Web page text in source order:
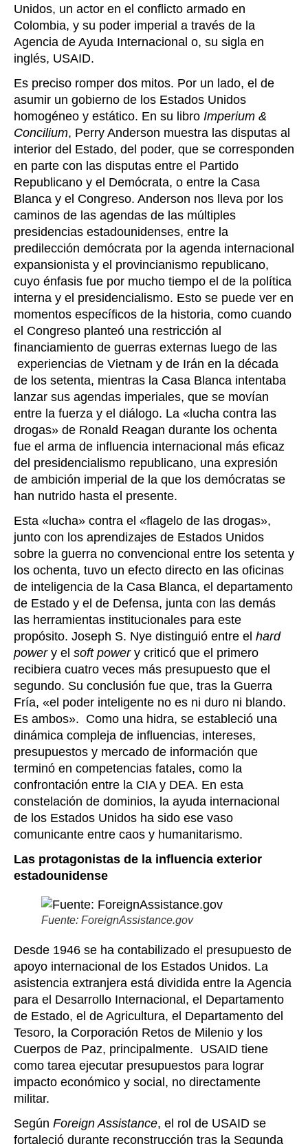
Unidos, un actor en el conflicto armado en
Colombia, y su poder imperial a través de la
Agencia de Ayuda Internacional o, su sigla en
inglés, USAID.
Es preciso romper dos mitos. Por un lado, el de
asumir un gobierno de los Estados Unidos
homogéneo y estático. En su libro Imperium &
Concilium, Perry Anderson muestra las disputas al
interior del Estado, del poder, que se corresponden
en parte con las disputas entre el Partido
Republicano y el Demócrata, o entre la Casa
Blanca y el Congreso. Anderson nos lleva por los
caminos de las agendas de las múltiples
presidencias estadounidenses, entre la
predilección demócrata por la agenda internacional
expansionista y el provincianismo republicano,
cuyo énfasis fue por mucho tiempo el de la política
interna y el presidencialismo. Esto se puede ver en
momentos específicos de la historia, como cuando
el Congreso planteó una restricción al
financiamiento de guerras externas luego de las
experiencias de Vietnam y de Irán en la década
de los setenta, mientras la Casa Blanca intentaba
lanzar sus agendas imperiales, que se movían
entre la fuerza y el diálogo. La «lucha contra las
drogas» de Ronald Reagan durante los ochenta
fue el arma de influencia internacional más eficaz
del presidencialismo republicano, una expresión
de ambición imperial de la que los demócratas se
han nutrido hasta el presente.
Esta «lucha» contra el «flagelo de las drogas»,
junto con los aprendizajes de Estados Unidos
sobre la guerra no convencional entre los setenta y
los ochenta, tuvo un efecto directo en las oficinas
de inteligencia de la Casa Blanca, el departamento
de Estado y el de Defensa, junta con las demás
las herramientas institucionales para este
propósito. Joseph S. Nye distinguió entre el hard
powery el soft powery criticó que el primero
recibiera cuatro veces más presupuesto que el
segundo. Su conclusión fue que, tras la Guerra
Fría, «el poder inteligente no es ni duro ni blando.
Es ambos». Como una hidra, se estableció una
dinámica compleja de influencias, intereses,
presupuestos y mercado de información que
terminó en competencias fatales, como la
confrontación entre la CIA y DEA. En esta
constelación de dominios, la ayuda internacional
de los Estados Unidos ha sido ese vaso
comunicante entre caos y humanitarismo.
Las protagonistas de la influencia exterior
estadounidense
Fuente: ForeignAssistance.gov
Desde 1946 se ha contabilizado el presupuesto de
apoyo internacional de los Estados Unidos. La
asistencia extranjera está dividida entre la Agencia
para el Desarrollo Internacional, el Departamento
de Estado, el de Agricultura, el Departamento del
Tesoro, la Corporación Retos de Milenio y los
Cuerpos de Paz, principalmente. USAID tiene
como tarea ejecutar presupuestos para lograr
impacto económico y social, no directamente
militar.
Según Foreign Assistance, el rol de USAID se
fortaleció durante reconstrucción tras la Segunda